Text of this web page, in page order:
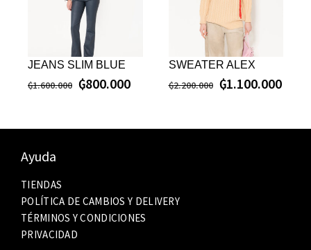
JEANS SLIM BLUE
₲1.600.000 ₲800.000
SWEATER ALEX
₲2.200.000 ₲1.100.000
Ayuda
TIENDAS
POLÍTICA DE CAMBIOS Y DELIVERY
TÉRMINOS Y CONDICIONES
PRIVACIDAD